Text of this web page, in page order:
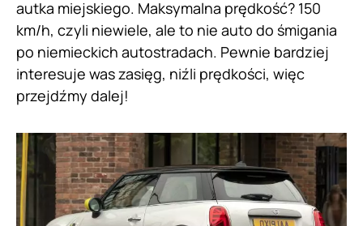
autka miejskiego. Maksymalna prędkość? 150
km/h, czyli niewiele, ale to nie auto do śmigania
po niemieckich autostradach. Pewnie bardziej
interesuje was zasięg, niźli prędkości, więc
przejdźmy dalej!